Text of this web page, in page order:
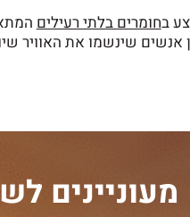
בחומרים בלתי רעילים
אנשים שינשמו את האוויר
מעוניינים